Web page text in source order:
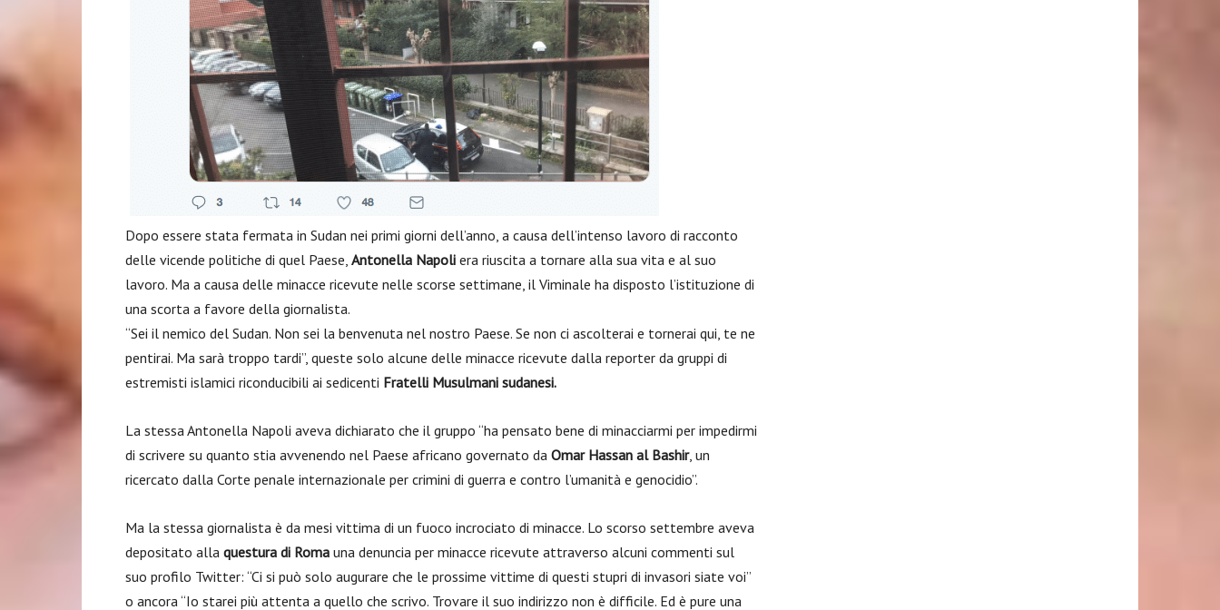
Dopo essere stata fermata in Sudan nei primi giorni dell’anno, a causa dell’intenso lavoro di racconto
delle vicende politiche di quel Paese, Antonella Napoli era riuscita a tornare alla sua vita e al suo
lavoro. Ma a causa delle minacce ricevute nelle scorse settimane, il Viminale ha disposto l’istituzione di
una scorta a favore della giornalista.
“Sei il nemico del Sudan. Non sei la benvenuta nel nostro Paese. Se non ci ascolterai e tornerai qui, te ne
pentirai. Ma sarà troppo tardi”, queste solo alcune delle minacce ricevute dalla reporter da gruppi di
estremisti islamici riconducibili ai sedicenti Fratelli Musulmani sudanesi.
La stessa Antonella Napoli aveva dichiarato che il gruppo “ha pensato bene di minacciarmi per impedirmi
di scrivere su quanto stia avvenendo nel Paese africano governato da Omar Hassan al Bashir, un
ricercato dalla Corte penale internazionale per crimini di guerra e contro l’umanità e genocidio”.
Ma la stessa giornalista è da mesi vittima di un fuoco incrociato di minacce. Lo scorso settembre aveva
depositato alla questura di Roma una denuncia per minacce ricevute attraverso alcuni commenti sul
suo profilo Twitter: “Ci si può solo augurare che le prossime vittime di questi stupri di invasori siate voi”
o ancora “Io starei più attenta a quello che scrivo. Trovare il suo indirizzo non è difficile. Ed è pure una